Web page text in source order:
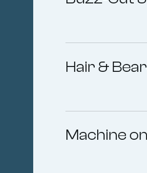
399:- and
Hair &
Machine